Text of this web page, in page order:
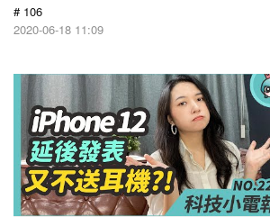
# 106
2020-06-18 11:09